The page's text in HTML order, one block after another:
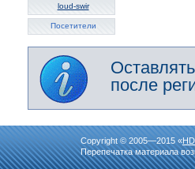
loud-swir
Посетители
после
Copyright © 2005—2015 «
Перепечатка материала